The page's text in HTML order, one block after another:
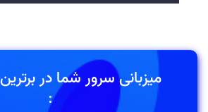
میزبانی سرور شما در
: